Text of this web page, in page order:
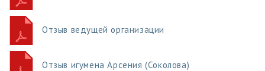
Отзыв ведущей организации
Отзыв игумена Арсения (Соколова)